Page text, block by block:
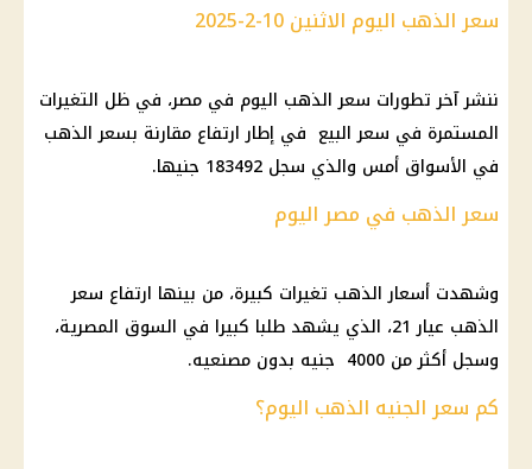
سعر الذهب اليوم الاثنين 10-2-2025
ننشر آخر تطورات سعر الذهب اليوم في مصر، في ظل التغيرات
المستمرة في سعر البيع في إطار ارتفاع مقارنة بسعر الذهب
في الأسواق أمس والذي سجل 183492 جنيها.
سعر الذهب في مصر اليوم
وشهدت أسعار الذهب تغيرات كبيرة، من بينها ارتفاع سعر
الذهب عيار 21، الذي يشهد طلبا كبيرا في السوق المصرية،
وسجل أكثر من 4000 جنيه بدون مصنعيه.
كم سعر الجنيه الذهب اليوم؟